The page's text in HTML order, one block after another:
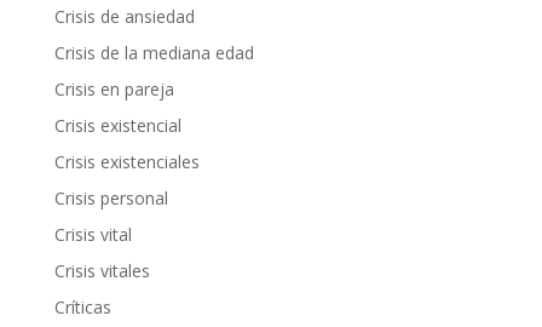
Crisis de ansiedad
Crisis de la mediana edad
Crisis en pareja
Crisis existencial
Crisis existenciales
Crisis personal
Crisis vital
Crisis vitales
Críticas